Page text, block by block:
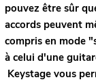
pouvez être sûr
accords peuvent
compris en mode
à celui d'une
Keystage vous